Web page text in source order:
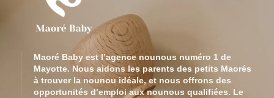
Maoré Baby est l’agence nounous numéro 1 de
Mayotte. Nous aidons les parents des petits Maorés
à trouver la nounou idéale, et nous offrons des
opportunités d’emploi aux nounous qualifiées. Le